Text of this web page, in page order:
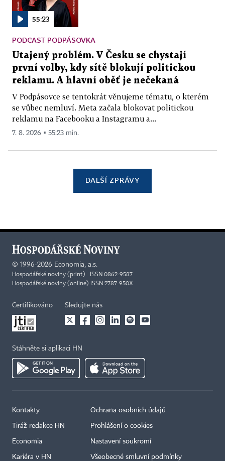
55:23
PODCAST PODPÁSOVKA
Utajený problém. V Česku se chystají
první volby, kdy sítě blokují politickou
reklamu. A hlavní oběť je nečekaná
V Podpásovce se tentokrát věnujeme tématu, o kterém
se vůbec nemluví. Meta začala blokovat politickou
reklamu na Facebooku a Instagramu a...
7. 8. 2026 ▪ 55:23 min.
DALŠÍ ZPRÁVY
© 1996-2026 Economia, a.s.
Hospodářské noviny (print) ISSN 0862-9587
Hospodářské noviny (online) ISSN 2787-950X
Certifikováno Sledujte nás
Stáhněte si aplikaci HN
Kontakty
Tiráž redakce HN
Economia
Kariéra v HN
Ochrana osobních údajů
Prohlášení o cookies
Nastavení soukromí
Všeobecné smluvní podmínky